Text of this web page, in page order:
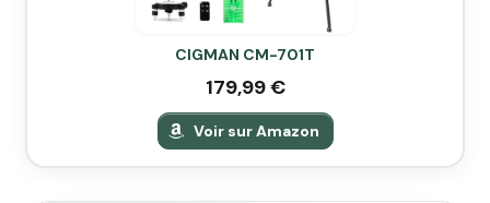
CIGMAN CM-701T
179,99 €
Voir sur Amazon